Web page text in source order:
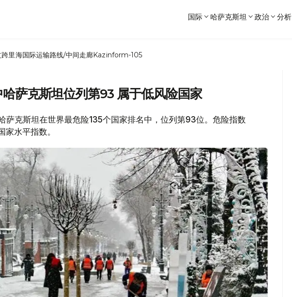
国际 哈萨克斯坦 政治 分析
跨里海国际运输路线/中间走廊Kazinform-105
萨克斯坦位列第93 属于低风险国家
萨克斯坦在世界最危险135个国家排名中，位列第93位。危险指数
水平指数。